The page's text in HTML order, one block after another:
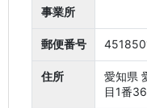
事業所
郵便番号
住所
愛知県
目1番